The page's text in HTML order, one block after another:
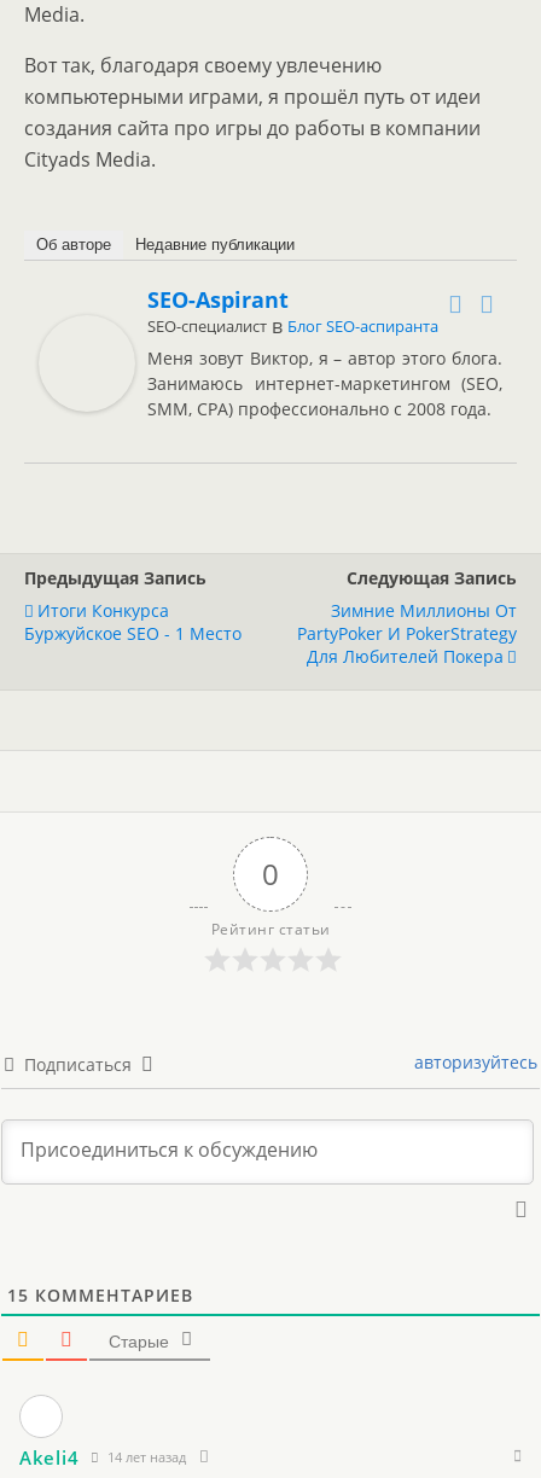
Media.
Вот так, благодаря своему увлечению
компьютерными играми, я прошёл путь от идеи
создания сайта про игры до работы в компании
Cityads Media.
Об авторе Недавние публикации
SEO-Aspirant
SEO-специалист в Блог SEO-аспиранта
Меня зовут Виктор, я – автор этого блога.
Занимаюсь интернет-маркетингом (SEO,
SMM, CPA) профессионально с 2008 года.
Предыдущая Запись
Итоги Конкурса
Буржуйское SEO - 1 Место
Следующая Запись
Зимние Миллионы От
PartyPoker И PokerStrategy
Для Любителей Покера
0
Рейтинг статьи
Подписаться авторизуйтесь
15 КОММЕНТАРИЕВ
Старые
Akeli4 14 лет назад